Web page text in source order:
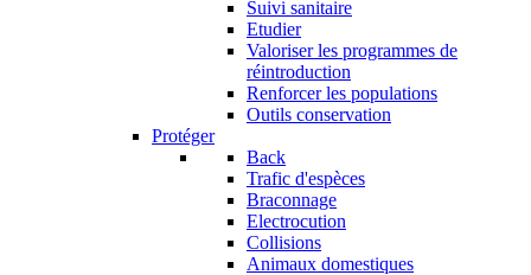
Suivi sanitaire
Etudier
Valoriser les programmes de
réintroduction
Renforcer les populations
Outils conservation
Protéger
Back
Trafic d'espèces
Braconnage
Electrocution
Collisions
Animaux domestiques